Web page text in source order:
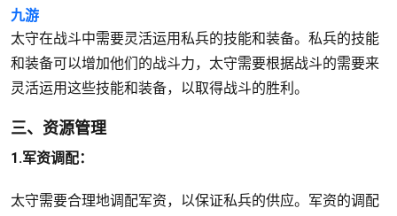
九游
太守在战斗中需要灵活运用私兵的技能和装备。私兵的技能
和装备可以增加他们的战斗力，太守需要根据战斗的需要来
灵活运用这些技能和装备，以取得战斗的胜利。
三、资源管理
1.军资调配：
太守需要合理地调配军资，以保证私兵的供应。军资的调配